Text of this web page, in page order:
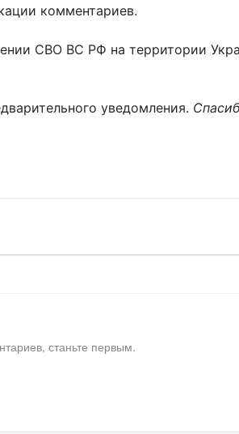
комментариев.
СВО ВС РФ на территории
уведомления.
станьте первым.